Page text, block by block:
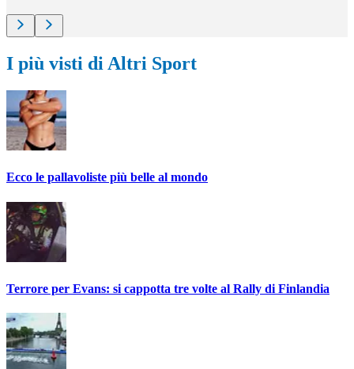
I più visti di Altri Sport
Ecco le pallavoliste più belle al mondo
Terrore per Evans: si cappotta tre volte al Rally di Finlandia